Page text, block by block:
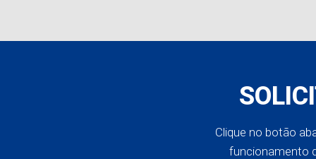
Clique no botão
funcionamento